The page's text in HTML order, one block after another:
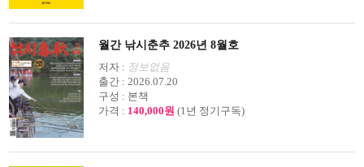
월간 낚시춘추 2026년 8월호
저자 : 정보없음
출간 : 2026.07.20
구성 : 본책
가격 : 140,000원 (1년 정기구독)